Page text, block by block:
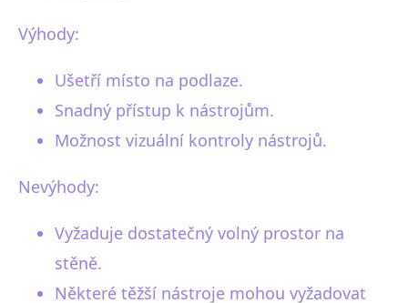
Výhody:
Ušetří místo na podlaze.
Snadný přístup k nástrojům.
Možnost vizuální kontroly nástrojů.
Nevýhody:
Vyžaduje dostatečný volný prostor na
stěně.
Některé těžší nástroje mohou vyžadovat